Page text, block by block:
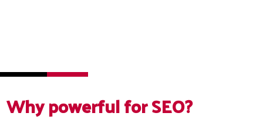
Why powerfulfor SEO?